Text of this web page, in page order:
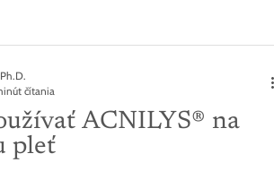
ACNILYS® na
pleť
čítania